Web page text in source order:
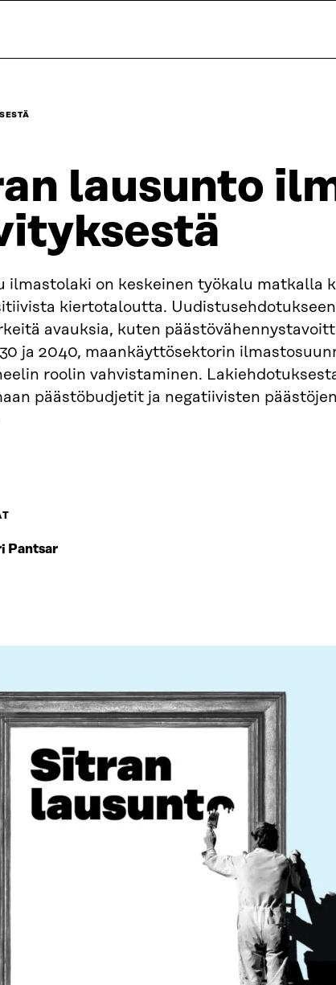
lausunto
ilmastolaki on keskeinen työkalu matkalla
kiertotaloutta.
avauksia, kuten
ja 2040, maankäyttösektorin
roolin vahvistaminen.
päästöbudjetit ja negatiivisten päästöjen
Pantsar